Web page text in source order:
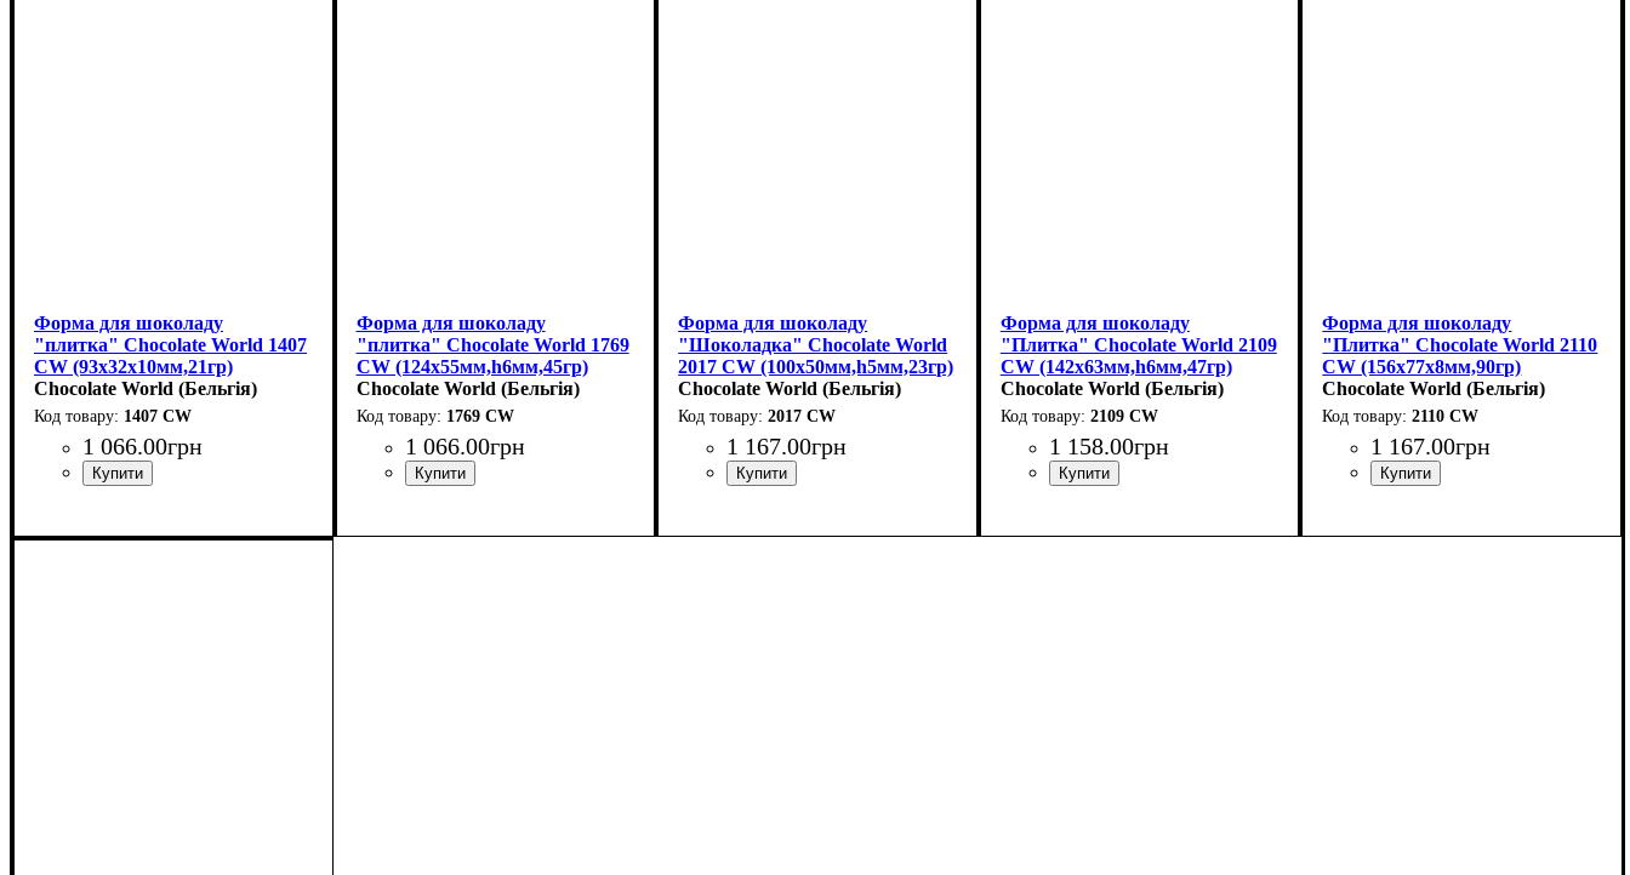
Форма для шоколаду
"плитка" Chocolate World 1407
CW (93x32x10мм,21гр)
Chocolate World (Бельгія)
1407 CW
1 066.00грн
Форма для шоколаду
"плитка" Chocolate World 1769
CW (124x55мм,h6мм,45гр)
Chocolate World (Бельгія)
1769 CW
1 066.00грн
Форма для шоколаду
"Шоколадка" Chocolate World
2017 CW (100x50мм,h5мм,23гр)
Chocolate World (Бельгія)
2017 CW
1 167.00грн
Форма для шоколаду
"Плитка" Chocolate World 2109
CW (142x63мм,h6мм,47гр)
Chocolate World (Бельгія)
2109 CW
1 158.00грн
Форма для шоколаду
"Плитка" Chocolate World 2110
CW (156x77x8мм,90гр)
Chocolate World (Бельгія)
2110 CW
1 167.00грн